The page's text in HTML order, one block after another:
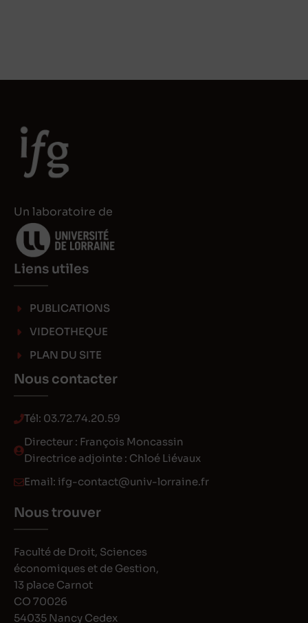
Un laboratoire de
Liens utiles
PUBLICATIONS
VIDEOTHEQUE
PLAN DU SITE
Nous contacter
Tél: 03.72.74.20.59
Directeur : François Moncassin
Directrice adjointe : Chloé Liévaux
Email: ifg-contact@univ-lorraine.fr
Nous trouver
Faculté de Droit, Sciences
économiques et de Gestion,
13 place Carnot
CO 70026
54035 Nancy Cedex